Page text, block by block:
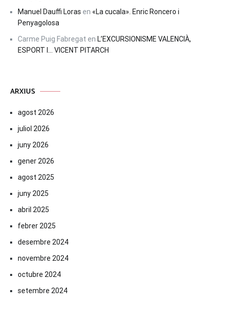
Manuel Dauffi Loras en «La cucala». Enric Roncero i
Penyagolosa
Carme Puig Fabregat en L’EXCURSIONISME VALENCIÀ,
ESPORT I… VICENT PITARCH
ARXIUS
agost 2026
juliol 2026
juny 2026
gener 2026
agost 2025
juny 2025
abril 2025
febrer 2025
desembre 2024
novembre 2024
octubre 2024
setembre 2024